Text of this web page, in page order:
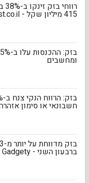
415 מיליון שקל - calcalist.co.il
ומחשבים
חשבונאי או סימון
ברבעון השני - Gadgety